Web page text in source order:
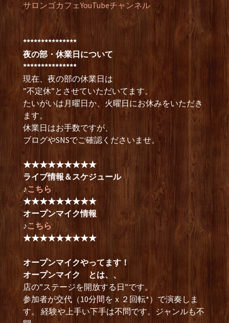
サロンゴカフェYouTubeチャンネル
***************
夜の部・休業日について
***************
現在、夜の部の休業日は
”不定休”とさせていただいてます。
たいがいは月曜日か、火曜日にお休みをいただき
ます。
休業日はお手数ですが、
ブログやSNSでご確認くださいませ。
★★★★★★★★★
ライブ情報＆スケジュール
♪こちら
★★★★★★★★★
オープンマイク情報
♪こちら
★★★★★★★★★
オープンマイクやってます！
オープンマイク とは、、
店の”ステージを開放する日”です。
参加者が交代（10分間をｘ２回転*）で演奏しま
す。 経験や上手い下手は不問です。ジャンルも不